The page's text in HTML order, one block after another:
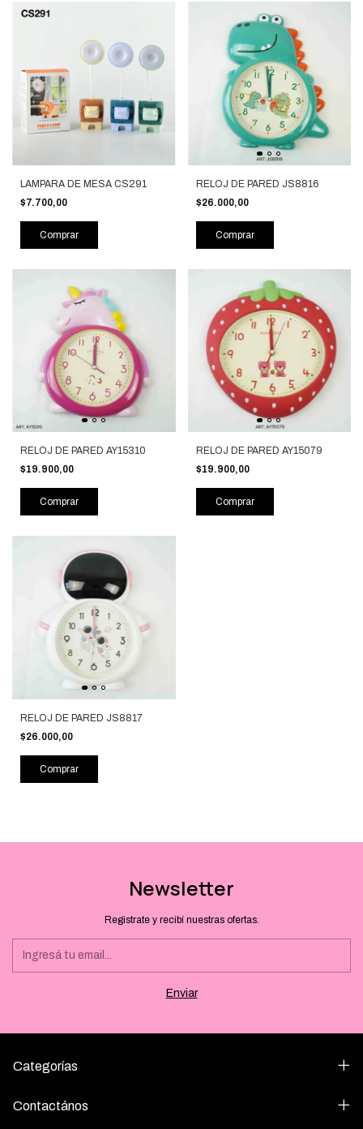
LAMPARA DE MESA CS291
$7.700,00
Comprar
RELOJ DE PARED JS8816
$26.000,00
Comprar
RELOJ DE PARED AY15310
$19.900,00
Comprar
RELOJ DE PARED AY15079
$19.900,00
Comprar
RELOJ DE PARED JS8817
$26.000,00
Comprar
Newsletter
Registrate y recibí nuestras ofertas.
Categorías
Contactános